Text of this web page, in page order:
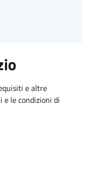
e altre
le condizioni di